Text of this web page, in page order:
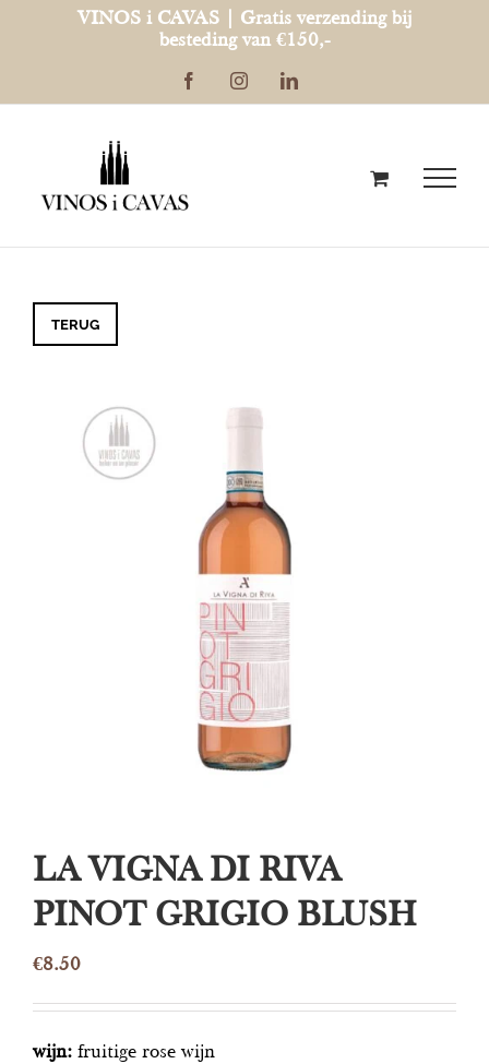
VINOS i CAVAS | Gratis verzending bij
besteding van €150,-
FacebookInstagramLinkedIn
TERUG
LA VIGNA DI RIVA
PINOT GRIGIO BLUSH
€8.50
wijn: fruitige rose wijn